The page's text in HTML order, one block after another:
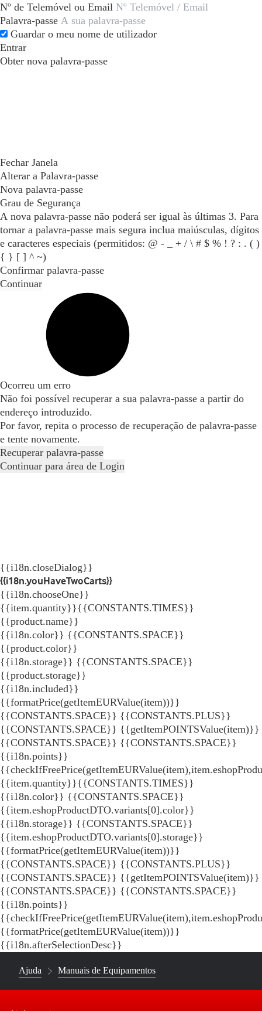
Nº de Telemóvel ou Email
Palavra-passe
Guardar o meu nome de utilizador
Entrar
Obter nova palavra-passe
Fechar Janela
Alterar a Palavra-passe
Nova palavra-passe
Grau de Segurança
A nova palavra-passe não poderá ser igual às últimas 3. Para
tornar a palavra-passe mais segura inclua maiúsculas, dígitos
e caracteres especiais (permitidos: @ - _ + / \ # $ % ! ? : . ( )
{ } [ ] ^ ~)
Confirmar palavra-passe
Continuar
Ocorreu um erro
Não foi possível recuperar a sua palavra-passe a partir do
endereço introduzido.
Por favor, repita o processo de recuperação de palavra-passe
e tente novamente.
Recuperar palavra-passe
Continuar para área de Login
{{i18n.closeDialog}}
{{i18n.youHaveTwoCarts}}
{{i18n.chooseOne}}
{{item.quantity}}{{CONSTANTS.TIMES}}
{{product.name}}
{{i18n.color}} {{CONSTANTS.SPACE}}
{{product.color}}
{{i18n.storage}} {{CONSTANTS.SPACE}}
{{product.storage}}
{{i18n.included}}
{{formatPrice(getItemEURValue(item))}}
{{CONSTANTS.SPACE}} {{CONSTANTS.PLUS}}
{{CONSTANTS.SPACE}} {{getItemPOINTSValue(item)}}
{{CONSTANTS.SPACE}} {{CONSTANTS.SPACE}}
{{i18n.points}}
{{item.quantity}}{{CONSTANTS.TIMES}}
{{i18n.color}} {{CONSTANTS.SPACE}}
{{item.eshopProductDTO.variants[0].color}}
{{i18n.storage}} {{CONSTANTS.SPACE}}
{{item.eshopProductDTO.variants[0].storage}}
{{formatPrice(getItemEURValue(item))}}
{{CONSTANTS.SPACE}} {{CONSTANTS.PLUS}}
{{CONSTANTS.SPACE}} {{getItemPOINTSValue(item)}}
{{CONSTANTS.SPACE}} {{CONSTANTS.SPACE}}
{{i18n.points}}
{{formatPrice(getItemEURValue(item))}}
{{i18n.afterSelectionDesc}}
Ajuda Manuais de Equipamentos